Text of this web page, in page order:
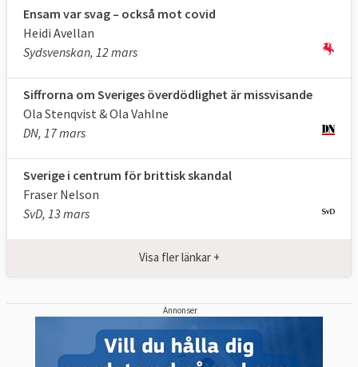
Ensam var svag – också mot covid
Heidi Avellan
Sydsvenskan, 12 mars
Siffrorna om Sveriges överdödlighet är missvisande
Ola Stenqvist & Ola Vahlne
DN, 17 mars
Sverige i centrum för brittisk skandal
Fraser Nelson
SvD, 13 mars
Visa fler länkar +
Annonser